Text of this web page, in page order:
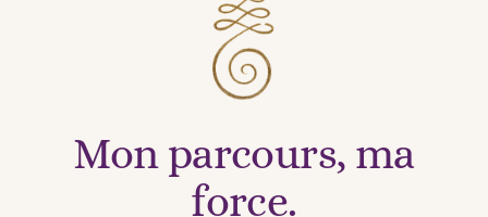
Mon parcours, ma
force.